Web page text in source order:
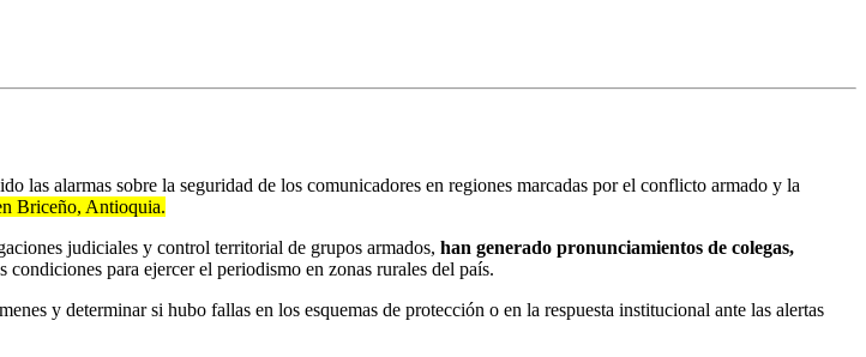
las alarmas sobre la seguridad de los comunicadores en regiones marcadas por el conflicto armado y la
Briceño, Antioquia.
judiciales y control territorial de grupos armados, han generado pronunciamientos de colegas,
condiciones para ejercer el periodismo en zonas rurales del país.
y determinar si hubo fallas en los esquemas de protección o en la respuesta institucional ante las alertas